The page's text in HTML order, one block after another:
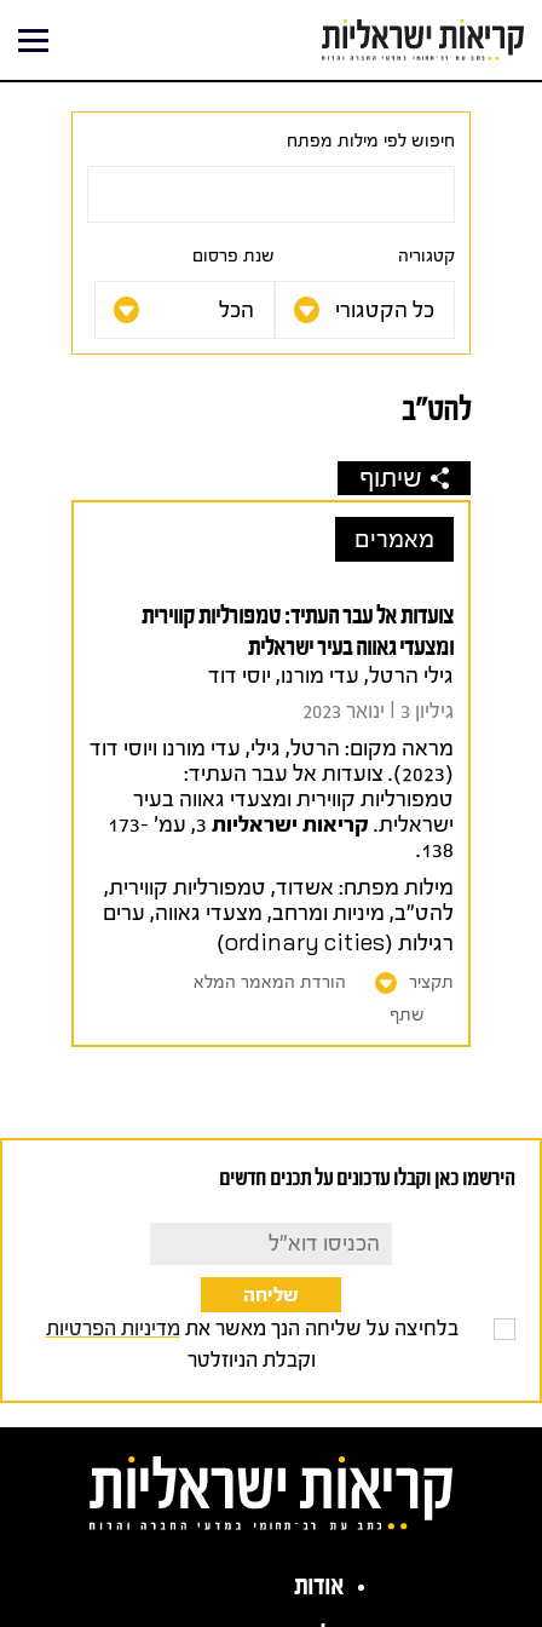
לתוכן
חיפוש לפי מילות מפתח
קטגוריה שנת פרסום
להט"ב
שיתוף
מאמרים
צועדות אל עבר העתיד: טמפורליות קווירית
ומצעדי גאווה בעיר ישראלית
גילי הרטל, עדי מורנו, יוסי דוד
גיליון 3 I ינואר 2023
מראה מקום: הרטל, גילי, עדי מורנו ויוסי דוד
(2023). צועדות אל עבר העתיד:
טמפורליות קווירית ומצעדי גאווה בעיר
ישראלית.קריאות ישראליות
3, עמ' 173-
138.
מילות מפתח: אשדוד, טמפורליות קווירית,
להט"ב, מיניות ומרחב, מצעדי גאווה, ערים
רגילות (ordinary cities)
תקציר
הורדת המאמר המלא
שתף
הירשמו כאן וקבלו עדכונים על תכנים חדשים
בלחיצה על שליחה הנך מאשר את מדיניות הפרטיות
וקבלת הניוזלטר
אודות